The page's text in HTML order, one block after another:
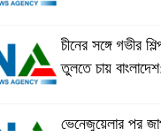
চীনের সঙ্গে গভীর
তুলতে চায়
ভেনেজুয়েলার পর